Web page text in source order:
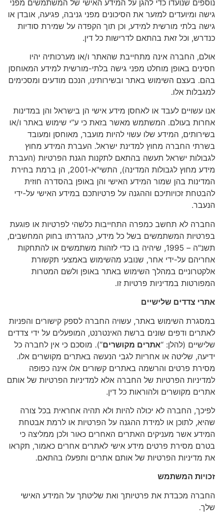
נוספים שנועדו כדי להגן על המידע האישי של המשתמשים מפני
גישה ומיועדים למזער את הסיכונים מפני גניבה, פגיעה, אובדן או
גישה בלתי מורשית למידע, וכן תוך הקפדה על שמירת סודיות
כנדרש, וכל זאת בהתאם לדרישות כל דין.
אולם, החברה אינה מתחייבת שהאתר ו/או מערכותיה יהיו
חסינים באופן מוחלט מפני גישה בלתי-מורשית למידע המאוחסן
בהם. בעצם השימוש באתר ובשירותינו, הנכם מודעים ומסכימים
למגבלות אלו.
אנו עשויים לעבד או לאחסן מידע אישי הן בישראל והן במדינות
אחרות בעולם. המשתמש מאשר בזאת כי ע”י שימוש באתר ו/או
בשירותים, המידע שלו עשוי להיות מועבר, מאוחסן ומעובד
בשרתי החברה מחוץ למדינת ישראל. העברת המידע מחוץ
לגבולות ישראל תעשה בהתאם לתקנות הגנת הפרטיות (העברת
מידע מחוץ לגבולות המדינה), התשי"א-2001, הן ברמת בחירת
המדינות בהן שמור המידע האישי והן באופן בהסדרה חוזית
להבטחת זכויותיכם וההגנה על פרטיותכם במידע האישי על-ידי
הנעבר.
החברה לא תחשב כמפרה התחייבות כלשהי לפרטיות או פוגעת
בפרטיות המשתמשים בשל כל מידע, כהגדרתו בחוק המחשבים,
תשנ"ה – 1995, שיהיה בו כדי לזהות משתמשים או להתחקות
אחריהם על-ידי אחר, שנובע מהשימוש באמצעי תקשורת
אלקטרוניים במהלך השימוש באתר באופן ולשם המטרות
המפורטות במדיניות פרטיות זו.
אתרי צדדים שלישיים
במסגרת השימוש באתר, עשויה החברה לספק קישורים והפניות
לאתרים ודפים שונים ברשת האינטרנט, המופעלים על ידי צדדים
שלישיים (להלן: “אתרים מקושרים”). מוסכם כי אין לחברה כל
ידיעה, שליטה או אחריות לגבי הנעשה באתרים מקושרים אלו.
מסירת פרטים והרשמה באתרים קשורים אלו אינה כפופה
למדיניות הפרטיות של החברה אלא למדיניות הפרטיות של אותם
אתרים מקושרים ולהוראות כל דין.
לפיכך, החברה לא יכולה להיות ולא תהיה אחראית בכל צורה
שהיא, לתוכן או למידת ההגנה על הפרטיות או לרמת אבטחת
המידע אשר מעניקים האתרים האחרים כאור ולכן ממליצה כי
בטרם מסירת פרטים מידע אישי לאתרים אחרים כאמור, תקראו
את מדיניות הפרטיות של אותם אתרים ותפעלו בהתאם.
זכויות המשתמש
החברה מכבדת את פרטיותך ואת שליטתך על המידע האישי
שלך.